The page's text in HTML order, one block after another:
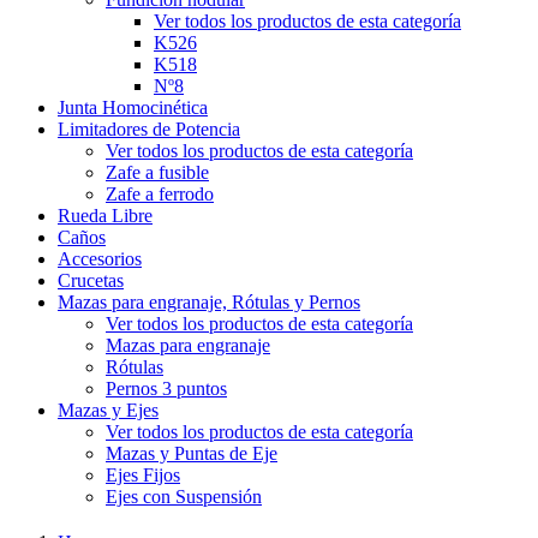
Ver todos los productos de esta categoría
K526
K518
Nº8
Junta Homocinética
Limitadores de Potencia
Ver todos los productos de esta categoría
Zafe a fusible
Zafe a ferrodo
Rueda Libre
Caños
Accesorios
Crucetas
Mazas para engranaje, Rótulas y Pernos
Ver todos los productos de esta categoría
Mazas para engranaje
Rótulas
Pernos 3 puntos
Mazas y Ejes
Ver todos los productos de esta categoría
Mazas y Puntas de Eje
Ejes Fijos
Ejes con Suspensión